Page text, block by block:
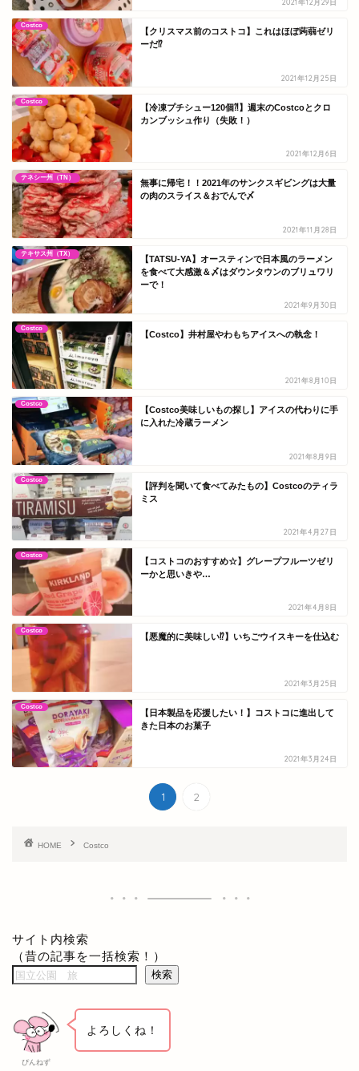
2021年12月29日
Costco
【クリスマス前のコストコ】これはほぼ蒟蒻ゼリ
ーだ⁉
2021年12月25日
Costco
【冷凍プチシュー120個⁈】週末のCostcoとクロ
カンブッシュ作り（失敗！）
2021年12月6日
テネシー州（TN）
無事に帰宅！！2021年のサンクスギビングは大量
の肉のスライス＆おでんで〆
2021年11月28日
テキサス州（TX）
【TATSU-YA】オースティンで日本風のラーメン
を食べて大感激＆〆はダウンタウンのブリュワリ
ーで！
2021年9月30日
Costco
【Costco】井村屋やわもちアイスへの執念！
2021年8月10日
Costco
【Costco美味しいもの探し】アイスの代わりに手
に入れた冷蔵ラーメン
2021年8月9日
Costco
【評判を聞いて食べてみたもの】Costcoのティラ
ミス
2021年4月27日
Costco
【コストコのおすすめ☆】グレープフルーツゼリ
ーかと思いきや…
2021年4月8日
Costco
【悪魔的に美味しい⁉】いちごウイスキーを仕込む
2021年3月25日
Costco
【日本製品を応援したい！】コストコに進出して
きた日本のお菓子
2021年3月24日
1 2
HOME Costco
サイト内検索
（昔の記事を一括検索！）
検索
ぴんねず
よろしくね！